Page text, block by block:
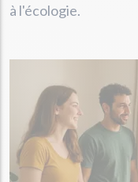
à l'écologie.